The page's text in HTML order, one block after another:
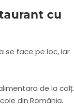
cu
se face pe loc, iar
de la colț.
din România.